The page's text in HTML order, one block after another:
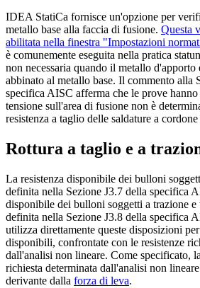
IDEA StatiCa fornisce un'opzione per
metallo base alla faccia di fusione. Questa
abilitata nella finestra "Impostazioni
è comunemente eseguita nella pratica
non necessaria quando il metallo d'apporto
abbinato al metallo base. Il commento alla
specifica AISC afferma che le prove
tensione sull'area di fusione non è
resistenza a taglio delle saldature a
Rottura a taglio e a
La resistenza disponibile dei bulloni
definita nella Sezione J3.7 della specifica
disponibile dei bulloni soggetti a trazione
definita nella Sezione J3.8 della specifica
utilizza direttamente queste disposizioni
disponibili, confrontate con le resistenze
dall'analisi non lineare. Come specificato,
richiesta determinata dall'analisi non
derivante dalla forza di leva.